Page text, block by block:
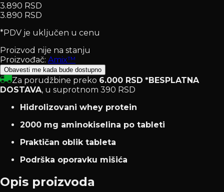
3.890 RSD
3.890 RSD
*PDV je uključen u cenu
Proizvod nije na stanju
Proizvođač: Amix™
Obavesti me kada bude dostupno
Za porudžbine preko 6.000 RSD *BESPLATNA
DOSTAVA, u suprotnom 390 RSD
Hidrolizovani whey protein
2000 mg aminokiselina po tableti
Praktičan oblik tableta
Podrška oporavku mišića
Opis proizvoda